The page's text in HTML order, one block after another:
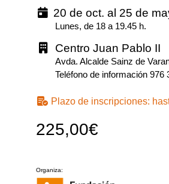
20 de oct. al 25 de
Lunes, de 18 a 19.45 h.
Centro Juan Pablo II
Avda. Alcalde Sainz de
Teléfono de información 976
Plazo de inscripciones:
225,00€
Organiza: